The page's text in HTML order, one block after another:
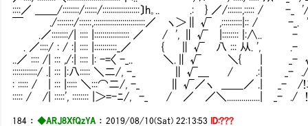
::::／ ＿＿/::::::::/::::::/::::::::::::::::::〕h｡.. .: } ／/:::::::,::::: / -_
￣ ./::::::::/::::::,:::::::::::::::::::::::::／ ヽ＞∥ √ ,::::::::::|:: / -_.
.／::::::::/| :::: |::::::::::::::::: ／ / ', ∥ √ |:::::::: |:∧.. -
. ／::::/ : / :| :::: |:::::::::::_／ { ∥ √ 八 ::: 从. ', .- |
..／ :::: /| ::: ,/:| :::: |: -=〈 -_.. ＼.∥ √ ＼{ | _-
::::::::::::/ .| ::: |:八::::: ＼二/, -_ ∥ √＿ / .:| _- ./
: ::::: / | ::: |::::: ＼:::⌒二/, -_ ∥ √／ヽ ＿＿／ .| _- /!
::::: / /| :::::', :::::::: |＞=-ﾆ/, -_ / ／ ／＼................| _- ./ !
184 ：◆ARJ8XfQzYA ：2019/08/10(Sat) 22:13:53 ID:???